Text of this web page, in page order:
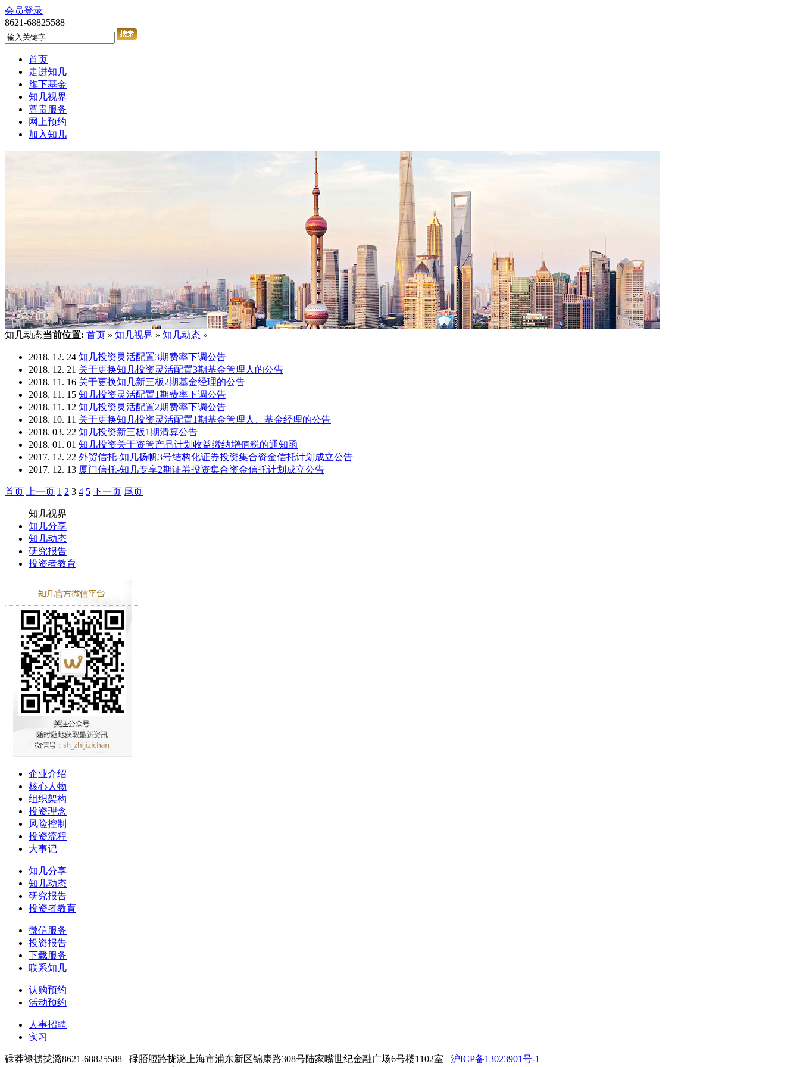
会员登录
8621-68825588
首页
走进知几
旗下基金
知几视界
尊贵服务
网上预约
加入知几
知几动态当前位置: 首页 » 知几视界 » 知几动态 »
2018. 12. 24 知几投资灵活配置3期费率下调公告
2018. 12. 21 关于更换知几投资灵活配置3期基金管理人的公告
2018. 11. 16 关于更换知几新三板2期基金经理的公告
2018. 11. 15 知几投资灵活配置1期费率下调公告
2018. 11. 12 知几投资灵活配置2期费率下调公告
2018. 10. 11 关于更换知几投资灵活配置1期基金管理人、基金经理的公告
2018. 03. 22 知几投资新三板1期清算公告
2018. 01. 01 知几投资关于资管产品计划收益缴纳增值税的通知函
2017. 12. 22 外贸信托-知几扬帆3号结构化证券投资集合资金信托计划成立公告
2017. 12. 13 厦门信托-知几专享2期证券投资集合资金信托计划成立公告
首页 上一页 1 2 3 4 5 下一页 尾页
知几视界
知几分享
知几动态
研究报告
投资者教育
企业介绍
核心人物
组织架构
投资理念
风险控制
投资流程
大事记
知几分享
知几动态
研究报告
投资者教育
微信服务
投资报告
下载服务
联系知几
认购预约
活动预约
人事招聘
实习
碌莽禄掳拢潞8621-68825588 碌脴脰路拢潞上海市浦东新区锦康路308号陆家嘴世纪金融广场6号楼1102室 沪ICP备13023901号-1